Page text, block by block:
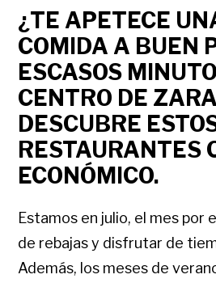
¿TE APETECE
COMIDA A BUEN
ESCASOS
CENTRO DE
DESCUBRE
RESTAURANTES
ECONÓMICO.
Estamos en julio, el mes por
de rebajas y disfrutar de
Además, los meses de